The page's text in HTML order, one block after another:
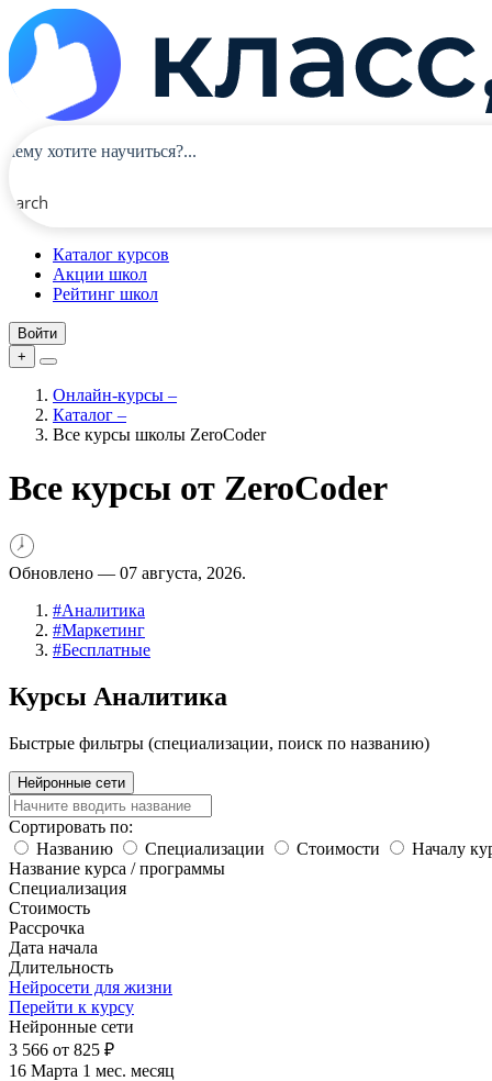
Каталог курсов
Акции школ
Рейтинг школ
Войти
+
Онлайн-курсы –
Каталог –
Все курсы школы ZeroCoder
Все курсы от ZeroCoder
Обновлено — 07 августа, 2026.
#Аналитика
#Маркетинг
#Бесплатные
Курсы Аналитика
Быстрые фильтры (специализации, поиск по названию)
Нейронные сети
Сортировать по:
Названию
Специализации Стоимости
Началу
Название курса / программы
Специализация
Стоимость
Рассрочка
Дата начала
Длительность
Нейросети для жизни
Перейти к курсу
Нейронные сети
3 566 от 825 ₽
16 Марта 1 мес. месяц